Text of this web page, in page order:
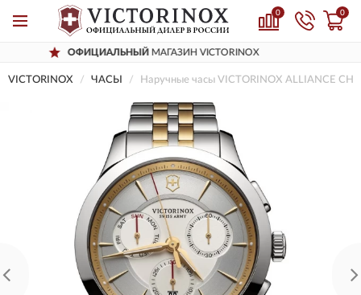
0 0
МАГАЗИН VICTORINOX
VICTORINOX ЧАСЫ Наручные часы VICTORINOX ALLIANCE